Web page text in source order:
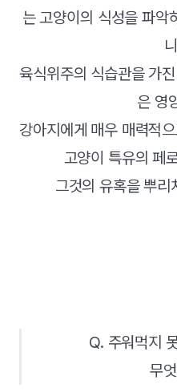
는 고양이의 식성을 파악
육식위주의 식습관을 가
은 영
강아지에게 매우 매력적
고양이 특유의 페
그것의 유혹을 뿌리
Q. 주워먹지
무